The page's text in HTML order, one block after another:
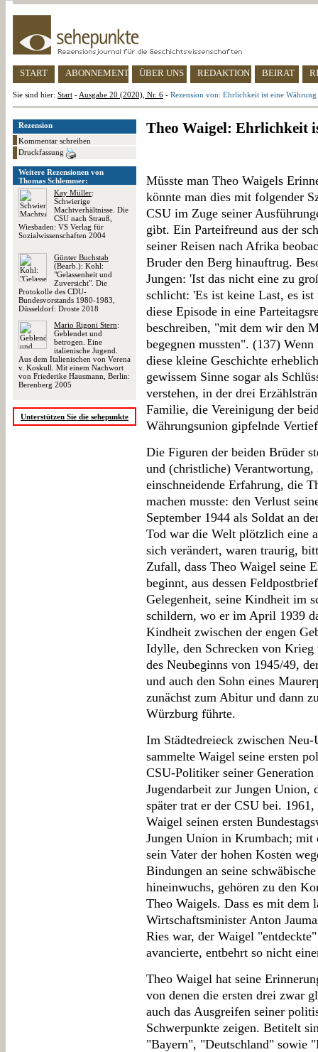
START ABONNEMENT ÜBER UNS REDAKTION BEIRAT
Sie sind hier: Start - Ausgabe 20 (2020), Nr. 6 - Rezension von: Ehrlichkeit ist eine Währung
Rezension
Kommentar schreiben
Druckfassung
Weitere Rezensionen von
Thomas Schlemmer:
Kay Müller:
Schwierige
Machtverhältnisse. Die
CSU nach Strauß,
Wiesbaden: VS Verlag für
Sozialwissenschaften 2004
Günter Buchstab
(Bearb.): Kohl:
"Gelassenheit und
Zuversicht". Die
Protokolle des CDU-
Bundesvorstands 1980-1983,
Düsseldorf: Droste 2018
Mario Rigoni Stern:
Geblendet und
betrogen. Eine
italienische Jugend.
Aus dem Italienischen von Verena
v. Koskull. Mit einem Nachwort
von Friederike Hausmann, Berlin:
Berenberg 2005
Unterstützen Sie die sehepunkte
Theo Waigel: Ehrlichkeit
Müsste man Theo Waigels
könnte man dies mit folgender
CSU im Zuge seiner
gibt. Ein Parteifreund aus der
seiner Reisen nach Afrika
Bruder den Berg hinauftrug.
Jungen: 'Ist das nicht eine zu
schlicht: 'Es ist keine Last, es
diese Episode in eine
beschreiben, "mit dem wir den
begegnen mussten". (137)
diese kleine Geschichte
gewissem Sinne sogar als
verstehen, in der drei
Familie, die Vereinigung der
Währungsunion gipfelnde
Die Figuren der beiden Brüder
und (christliche) Verantwortung,
einschneidende Erfahrung, die
machen musste: den Verlust
September 1944 als Soldat an
Tod war die Welt plötzlich eine
sich verändert, waren traurig,
Zufall, dass Theo Waigel seine
beginnt, aus dessen
Gelegenheit, seine Kindheit im
schildern, wo er im April 1939
Kindheit zwischen der engen
Idylle, den Schrecken von Krieg
des Neubeginns von 1945/49,
und auch den Sohn eines
zunächst zum Abitur und dann
Würzburg führte.
Im Städtedreieck zwischen
sammelte Waigel seine ersten
CSU-Politiker seiner
Jugendarbeit zur Jungen Union,
später trat er der CSU bei.
Waigel seinen ersten
Jungen Union in Krumbach; mit
sein Vater der hohen Kosten
Bindungen an seine
hineinwuchs, gehören zu den
Theo Waigels. Dass es mit dem
Wirtschaftsminister Anton
Ries war, der Waigel
avancierte, entbehrt so nicht
Theo Waigel hat seine
von denen die ersten drei zwar
auch das Ausgreifen seiner
Schwerpunkte zeigen. Betitelt
"Bayern", "Deutschland" sowie